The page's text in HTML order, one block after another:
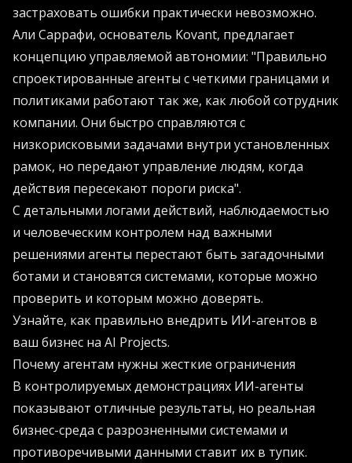
застраховать ошибки практически невозможно.
Али Саррафи, основатель Kovant, предлагает
концепцию управляемой автономии: "Правильно
спроектированные агенты с четкими границами и
политиками работают так же, как любой сотрудник
компании. Они быстро справляются с
низкорисковыми задачами внутри установленных
рамок, но передают управление людям, когда
действия пересекают пороги риска".
С детальными логами действий, наблюдаемостью
и человеческим контролем над важными
решениями агенты перестают быть загадочными
ботами и становятся системами, которые можно
проверить и которым можно доверять.
Узнайте, как правильно внедрить ИИ-агентов в
ваш бизнес на AI Projects.
Почему агентам нужны жесткие ограничения
В контролируемых демонстрациях ИИ-агенты
показывают отличные результаты, но реальная
бизнес-среда с разрозненными системами и
противоречивыми данными ставит их в тупик.